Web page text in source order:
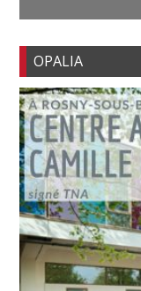
OPALIA